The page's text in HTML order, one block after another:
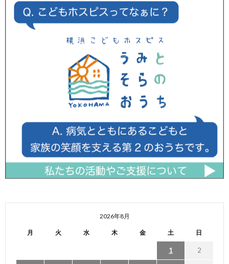
2026年8月
月 火 水 木 金 土 日
1 2